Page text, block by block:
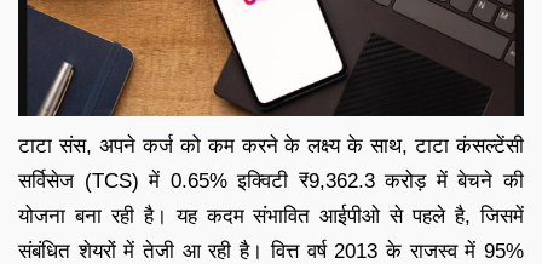
टाटा संस, अपने कर्ज को कम करने के लक्ष्य के साथ, टाटा कंसल्टेंसी
सर्विसेज (TCS) में 0.65% इक्विटी ₹9,362.3 करोड़ में बेचने की
योजना बना रही है। यह कदम संभावित आईपीओ से पहले है, जिसमें
संबंधित शेयरों में तेजी आ रही है। वित्त वर्ष 2013 के राजस्व में 95%